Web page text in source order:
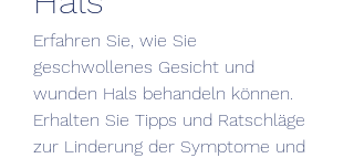
Erfahren Sie, wie Sie
geschwollenes Gesicht und
wunden Hals behandeln können.
Erhalten Sie Tipps und Ratschläge
zur Linderung der Symptome und